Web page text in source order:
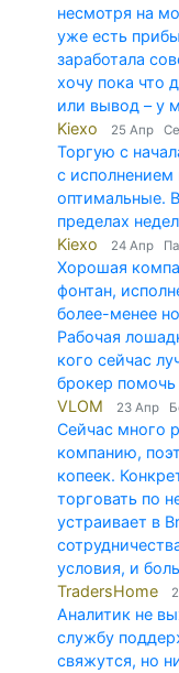
несмотря на
уже есть
заработала
хочу пока что
или вывод – у
Kiexo
25 Апр
Торгую с
с исполнением
оптимальные.
пределах
Kiexo
24 Апр
Хорошая
фонтан,
более-менее
Рабочая
кого сейчас
брокер
VLOM
23 Апр
Сейчас много
компанию,
копеек.
торговать по
устраивает в
условия, и
TradersHome
Аналитик не
службу
свяжутся, но